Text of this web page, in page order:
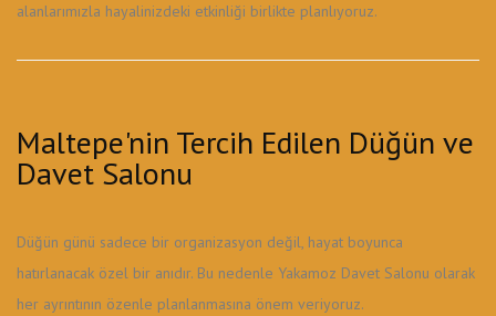
alanlarımızla hayalinizdeki etkinliği birlikte planlıyoruz.
Maltepe'nin Tercih Edilen Düğün ve
Davet Salonu
Düğün günü sadece bir organizasyon değil, hayat boyunca
hatırlanacak özel bir anıdır. Bu nedenle Yakamoz Davet Salonu olarak
her ayrıntının özenle planlanmasına önem veriyoruz.